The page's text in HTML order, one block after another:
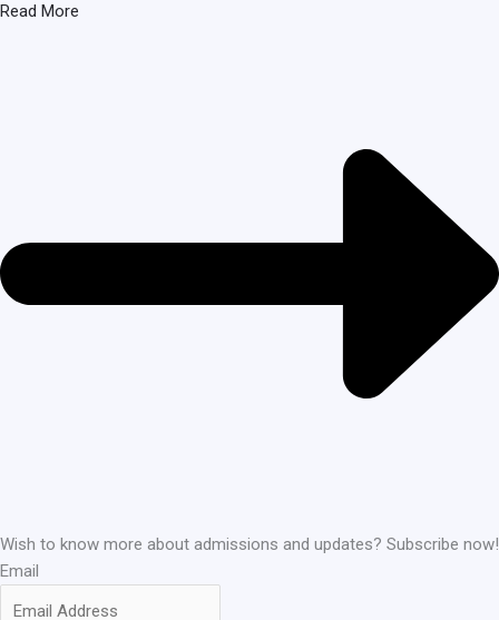
Read More
Wish to know more about admissions and updates? Subscribe now!
Email